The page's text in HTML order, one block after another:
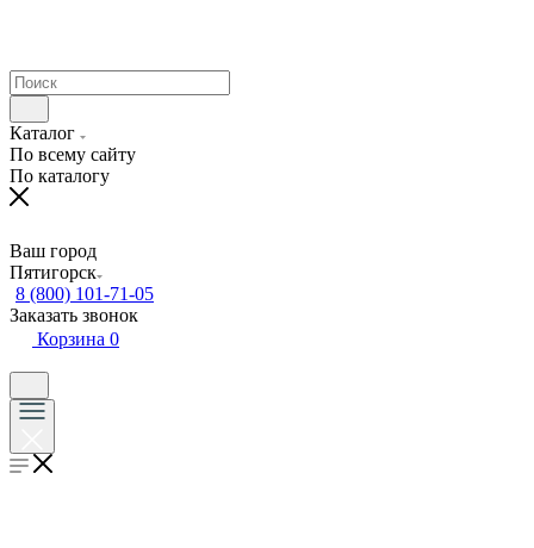
Каталог
По всему сайту
По каталогу
Ваш город
Пятигорск
8 (800) 101-71-05
Заказать звонок
Корзина 0